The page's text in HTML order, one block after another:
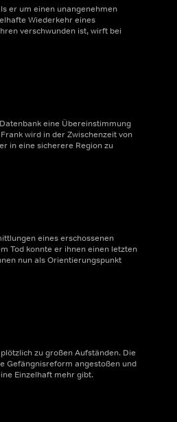
er um einen unangenehmen
Wiederkehr eines
verschwunden ist, wirft bei
eine Übereinstimmung
wird in der Zwischenzeit von
in eine sicherere Region zu
eines erschossenen
Tod konnte er ihnen einen letzten
nun als Orientierungspunkt
zu großen Aufständen. Die
Gefängnisreform angestoßen und
Einzelhaft mehr gibt.